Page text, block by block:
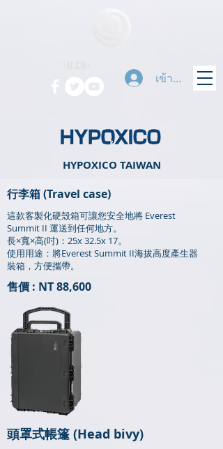
เข้าสู่ระบบ
HYPOXICO TAIWAN
行李箱 (Travel case)
這款客製化硬殼箱可讓您安全地將 Everest
Summit II 運送到任何地方。
長×寬×高(吋)：25x 32.5x 17。
使用用途：將Everest Summit II海拔高度產生器
裝箱，方便攜帶。
售價 : NT 88,600
頭罩式帳篷 (Head bivy)